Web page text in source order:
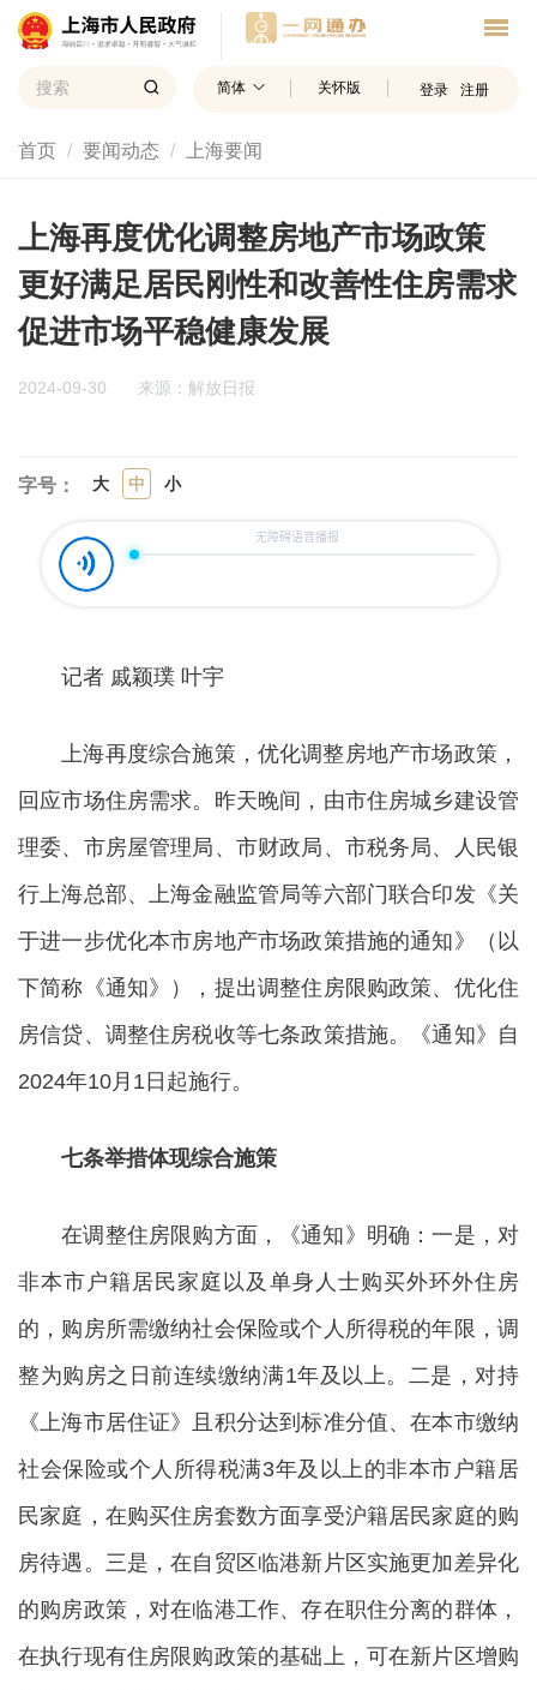
简体 关怀版 登录 注册
首页 要闻动态 上海要闻
上海再度优化调整房地产市场政策
更好满足居民刚性和改善性住房需求
促进市场平稳健康发展
2024-09-30 来源：解放日报
字号： 大 中 小
记者 戚颖璞 叶宇
上海再度综合施策，优化调整房地产市场政策，
回应市场住房需求。昨天晚间，由市住房城乡建设管
理委、市房屋管理局、市财政局、市税务局、人民银
行上海总部、上海金融监管局等六部门联合印发《关
于进一步优化本市房地产市场政策措施的通知》（以
下简称《通知》），提出调整住房限购政策、优化住
房信贷、调整住房税收等七条政策措施。《通知》自
2024年10月1日起施行。
七条举措体现综合施策
在调整住房限购方面，《通知》明确：一是，对
非本市户籍居民家庭以及单身人士购买外环外住房
的，购房所需缴纳社会保险或个人所得税的年限，调
整为购房之日前连续缴纳满1年及以上。二是，对持
《上海市居住证》且积分达到标准分值、在本市缴纳
社会保险或个人所得税满3年及以上的非本市户籍居
民家庭，在购买住房套数方面享受沪籍居民家庭的购
房待遇。三是，在自贸区临港新片区实施更加差异化
的购房政策，对在临港工作、存在职住分离的群体，
在执行现有住房限购政策的基础上，可在新片区增购